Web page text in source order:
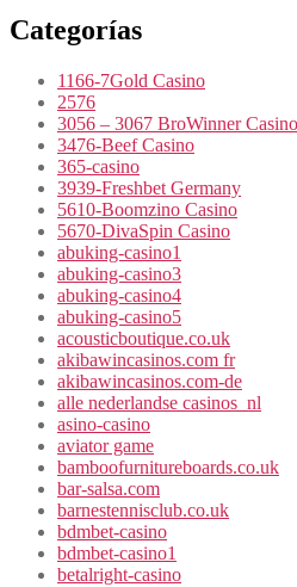
Categorías
1166-7Gold Casino
2576
3056 – 3067 BroWinner Casino
3476-Beef Casino
365-casino
3939-Freshbet Germany
5610-Boomzino Casino
5670-DivaSpin Casino
abuking-casino1
abuking-casino3
abuking-casino4
abuking-casino5
acousticboutique.co.uk
akibawincasinos.com fr
akibawincasinos.com-de
alle nederlandse casinos_nl
asino-casino
aviator game
bamboofurnitureboards.co.uk
bar-salsa.com
barnestennisclub.co.uk
bdmbet-casino
bdmbet-casino1
betalright-casino